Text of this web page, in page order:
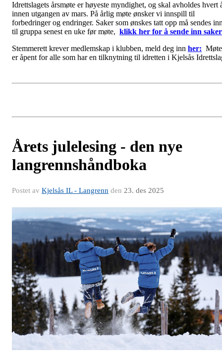
Idrettslagets årsmøte er høyeste myndighet, og skal avholdes hvert
innen utgangen av mars. På årlig møte ønsker vi innspill til
forbedringer og endringer. Saker som ønskes tatt opp må sendes
til gruppa senest en uke før møte, klikk her for å sende inn
Stemmerett krever medlemskap i klubben, meld deg inn her:
er åpent for alle som har en tilknytning til idretten i Kjelsås
Årets julelesing - den nye
langrennshåndboka
Postet av Kjelsås IL - Langrenn den 23. des 2025